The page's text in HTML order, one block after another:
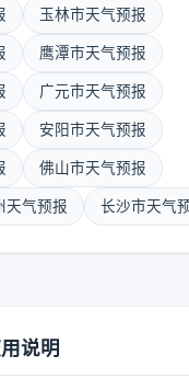
玉林市天气预报
鹰潭市天气预报
广元市天气预报
安阳市天气预报
佛山市天气预报
天气预报 长沙市天气
说明